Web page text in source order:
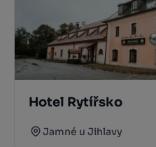
Hotel Rytířsko
Jamné u Jihlavy